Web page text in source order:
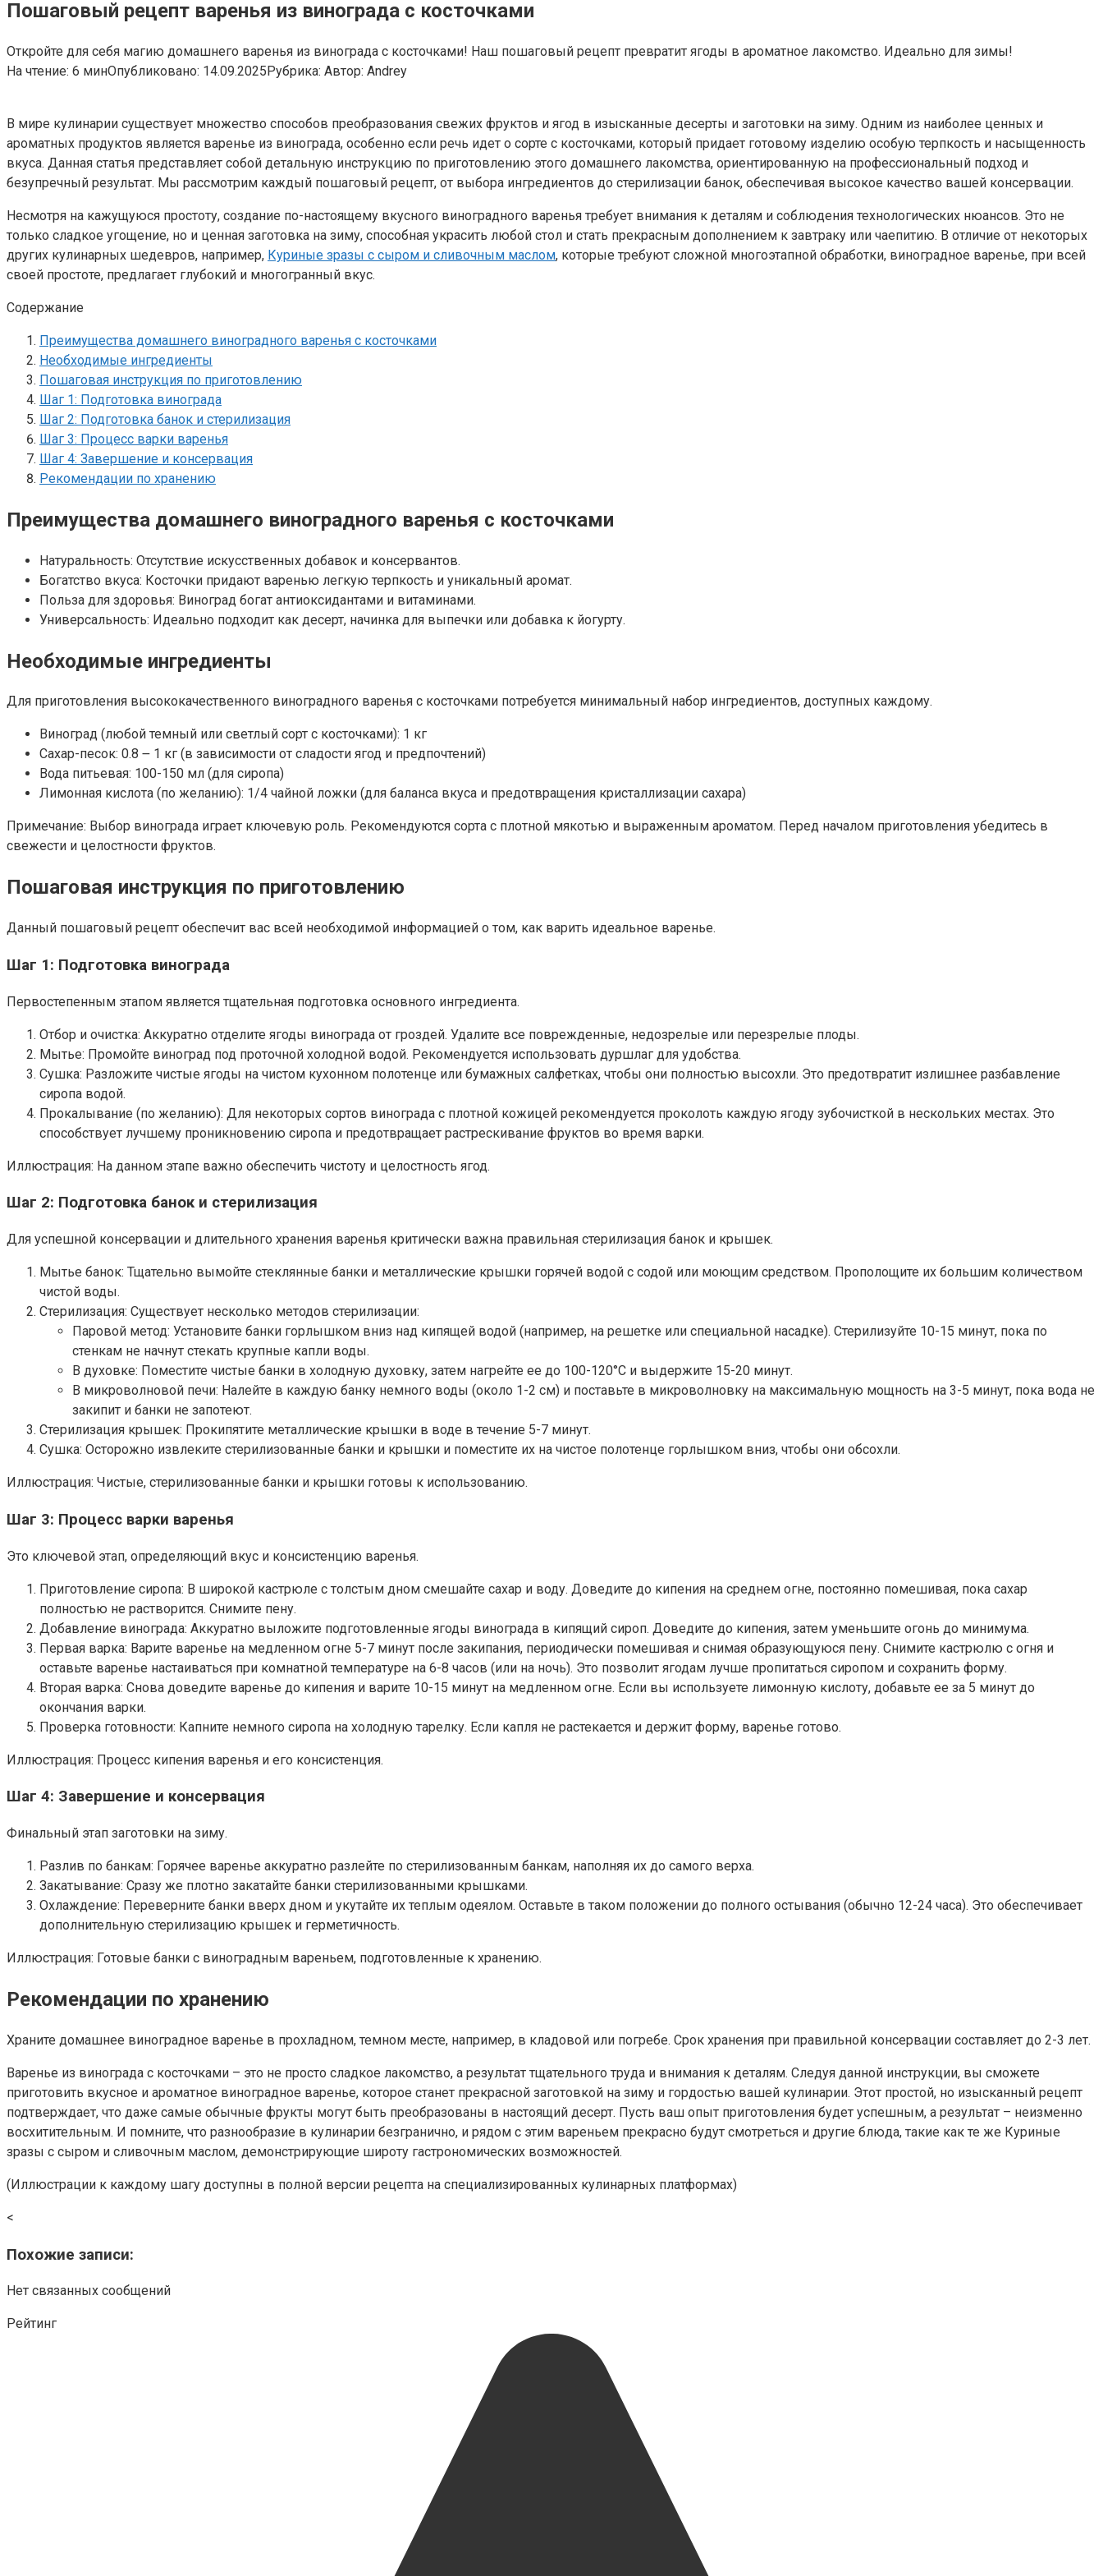
Пошаговый рецепт варенья из винограда с косточками
Откройте для себя магию домашнего варенья из винограда с косточками! Наш пошаговый рецепт превратит ягоды в ароматное лакомство. Идеально для зимы!
На чтение: 6 минОпубликовано: 14.09.2025Рубрика: Автор: Andrey
В мире кулинарии существует множество способов преобразования свежих фруктов и ягод в изысканные десерты и заготовки на зиму. Одним из наиболее ценных и
ароматных продуктов является варенье из винограда, особенно если речь идет о сорте с косточками, который придает готовому изделию особую терпкость и насыщенность
вкуса. Данная статья представляет собой детальную инструкцию по приготовлению этого домашнего лакомства, ориентированную на профессиональный подход и
безупречный результат. Мы рассмотрим каждый пошаговый рецепт, от выбора ингредиентов до стерилизации банок, обеспечивая высокое качество вашей консервации.
Несмотря на кажущуюся простоту, создание по-настоящему вкусного виноградного варенья требует внимания к деталям и соблюдения технологических нюансов. Это не
только сладкое угощение, но и ценная заготовка на зиму, способная украсить любой стол и стать прекрасным дополнением к завтраку или чаепитию. В отличие от некоторых
других кулинарных шедевров, например, Куриные зразы с сыром и сливочным маслом, которые требуют сложной многоэтапной обработки, виноградное варенье, при всей
своей простоте, предлагает глубокий и многогранный вкус.
Содержание
Преимущества домашнего виноградного варенья с косточками
Необходимые ингредиенты
Пошаговая инструкция по приготовлению
Шаг 1: Подготовка винограда
Шаг 2: Подготовка банок и стерилизация
Шаг 3: Процесс варки варенья
Шаг 4: Завершение и консервация
Рекомендации по хранению
Преимущества домашнего виноградного варенья с косточками
Натуральность: Отсутствие искусственных добавок и консервантов.
Богатство вкуса: Косточки придают варенью легкую терпкость и уникальный аромат.
Польза для здоровья: Виноград богат антиоксидантами и витаминами.
Универсальность: Идеально подходит как десерт, начинка для выпечки или добавка к йогурту.
Необходимые ингредиенты
Для приготовления высококачественного виноградного варенья с косточками потребуется минимальный набор ингредиентов, доступных каждому.
Виноград (любой темный или светлый сорт с косточками): 1 кг
Сахар-песок: 0.8 ౼ 1 кг (в зависимости от сладости ягод и предпочтений)
Вода питьевая: 100-150 мл (для сиропа)
Лимонная кислота (по желанию): 1/4 чайной ложки (для баланса вкуса и предотвращения кристаллизации сахара)
Примечание: Выбор винограда играет ключевую роль. Рекомендуются сорта с плотной мякотью и выраженным ароматом. Перед началом приготовления убедитесь в
свежести и целостности фруктов.
Пошаговая инструкция по приготовлению
Данный пошаговый рецепт обеспечит вас всей необходимой информацией о том, как варить идеальное варенье.
Шаг 1: Подготовка винограда
Первостепенным этапом является тщательная подготовка основного ингредиента.
Отбор и очистка: Аккуратно отделите ягоды винограда от гроздей. Удалите все поврежденные, недозрелые или перезрелые плоды.
Мытье: Промойте виноград под проточной холодной водой. Рекомендуется использовать дуршлаг для удобства.
Сушка: Разложите чистые ягоды на чистом кухонном полотенце или бумажных салфетках, чтобы они полностью высохли. Это предотвратит излишнее разбавление
сиропа водой.
Прокалывание (по желанию): Для некоторых сортов винограда с плотной кожицей рекомендуется проколоть каждую ягоду зубочисткой в нескольких местах. Это
способствует лучшему проникновению сиропа и предотвращает растрескивание фруктов во время варки.
Иллюстрация: На данном этапе важно обеспечить чистоту и целостность ягод.
Шаг 2: Подготовка банок и стерилизация
Для успешной консервации и длительного хранения варенья критически важна правильная стерилизация банок и крышек.
Мытье банок: Тщательно вымойте стеклянные банки и металлические крышки горячей водой с содой или моющим средством. Прополощите их большим количеством
чистой воды.
Стерилизация: Существует несколько методов стерилизации:
Паровой метод: Установите банки горлышком вниз над кипящей водой (например, на решетке или специальной насадке). Стерилизуйте 10-15 минут, пока по
стенкам не начнут стекать крупные капли воды.
В духовке: Поместите чистые банки в холодную духовку, затем нагрейте ее до 100-120°C и выдержите 15-20 минут.
В микроволновой печи: Налейте в каждую банку немного воды (около 1-2 см) и поставьте в микроволновку на максимальную мощность на 3-5 минут, пока вода не
закипит и банки не запотеют.
Стерилизация крышек: Прокипятите металлические крышки в воде в течение 5-7 минут.
Сушка: Осторожно извлеките стерилизованные банки и крышки и поместите их на чистое полотенце горлышком вниз, чтобы они обсохли.
Иллюстрация: Чистые, стерилизованные банки и крышки готовы к использованию.
Шаг 3: Процесс варки варенья
Это ключевой этап, определяющий вкус и консистенцию варенья.
Приготовление сиропа: В широкой кастрюле с толстым дном смешайте сахар и воду. Доведите до кипения на среднем огне, постоянно помешивая, пока сахар
полностью не растворится. Снимите пену.
Добавление винограда: Аккуратно выложите подготовленные ягоды винограда в кипящий сироп. Доведите до кипения, затем уменьшите огонь до минимума.
Первая варка: Варите варенье на медленном огне 5-7 минут после закипания, периодически помешивая и снимая образующуюся пену. Снимите кастрюлю с огня и
оставьте варенье настаиваться при комнатной температуре на 6-8 часов (или на ночь). Это позволит ягодам лучше пропитаться сиропом и сохранить форму.
Вторая варка: Снова доведите варенье до кипения и варите 10-15 минут на медленном огне. Если вы используете лимонную кислоту, добавьте ее за 5 минут до
окончания варки.
Проверка готовности: Капните немного сиропа на холодную тарелку. Если капля не растекается и держит форму, варенье готово.
Иллюстрация: Процесс кипения варенья и его консистенция.
Шаг 4: Завершение и консервация
Финальный этап заготовки на зиму.
Разлив по банкам: Горячее варенье аккуратно разлейте по стерилизованным банкам, наполняя их до самого верха.
Закатывание: Сразу же плотно закатайте банки стерилизованными крышками.
Охлаждение: Переверните банки вверх дном и укутайте их теплым одеялом. Оставьте в таком положении до полного остывания (обычно 12-24 часа). Это обеспечивает
дополнительную стерилизацию крышек и герметичность.
Иллюстрация: Готовые банки с виноградным вареньем, подготовленные к хранению.
Рекомендации по хранению
Храните домашнее виноградное варенье в прохладном, темном месте, например, в кладовой или погребе. Срок хранения при правильной консервации составляет до 2-3 лет.
Варенье из винограда с косточками – это не просто сладкое лакомство, а результат тщательного труда и внимания к деталям. Следуя данной инструкции, вы сможете
приготовить вкусное и ароматное виноградное варенье, которое станет прекрасной заготовкой на зиму и гордостью вашей кулинарии. Этот простой, но изысканный рецепт
подтверждает, что даже самые обычные фрукты могут быть преобразованы в настоящий десерт. Пусть ваш опыт приготовления будет успешным, а результат – неизменно
восхитительным. И помните, что разнообразие в кулинарии безгранично, и рядом с этим вареньем прекрасно будут смотреться и другие блюда, такие как те же Куриные
зразы с сыром и сливочным маслом, демонстрирующие широту гастрономических возможностей.
(Иллюстрации к каждому шагу доступны в полной версии рецепта на специализированных кулинарных платформах)
<
Похожие записи:
Нет связанных сообщений
Рейтинг